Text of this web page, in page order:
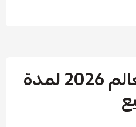
اشتراك كأس العالم 2026 لمدة